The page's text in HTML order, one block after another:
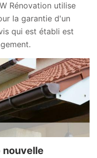
Rénovation utilise
la garantie d'un
qui est établi est
nouvelle